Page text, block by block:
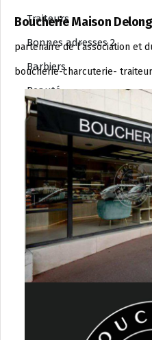
Traiteurs
Bonnes adresses 2
Barbiers
Beauté
Coiffeurs
opticiens
Tatoueurs
Bonnes adresses 3
Bijoutiers
Cordonniers – Couture
Cigarettes électroniques
Couteaux
Idées cadeaux – Bijoux
Boucherie Maison
partenaire de l’association et
boucherie-charcuterie- traiteur